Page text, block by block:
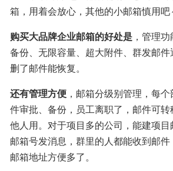
箱，用着会放心，其他的小邮箱慎用吧
购买大品牌企业邮箱的好处是 ，管理
备份、无限容量、超大附件、群发邮件
删了邮件能恢复。
还有管理方便 ，邮箱分级别管理，每
件审批、备份，员工离职了，邮件可
他人用。对于项目多的公司，能建项
邮箱号发消息，群里的人都能收到邮
邮箱地址方便多了。